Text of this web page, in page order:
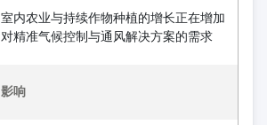
室内农业与持续作物种植的增长正在增加
对精准气候控制与通风解决方案的需求
影响